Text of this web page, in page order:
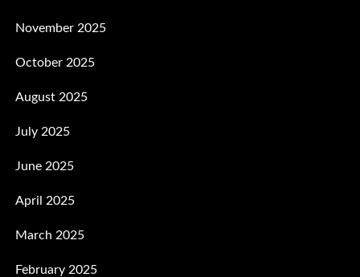
November 2025
October 2025
August 2025
July 2025
June 2025
April 2025
March 2025
February 2025